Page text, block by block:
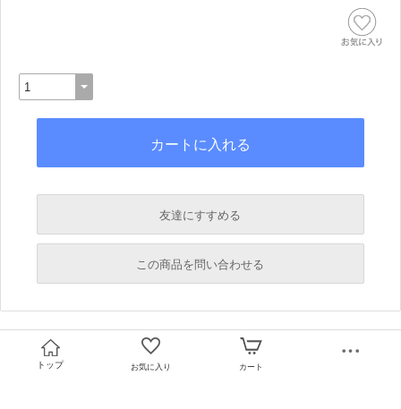
友達にすすめる
必須
必須
この商品を問い合わせる
必須
トップ お気に入り カート